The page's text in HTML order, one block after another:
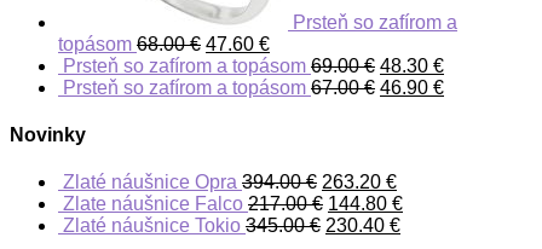
Prsteň so zafírom a
topásom 68.00€ 47.60 €
Prsteň so zafírom a topásom 69.00€ 48.30 €
Prsteň so zafírom a topásom 67.00€ 46.90 €
Novinky
Zlaté náušnice Opra 394.00€ 263.20 €
Zlate náušnice Falco 217.00€ 144.80 €
Zlaté náušnice Tokio 345.00€ 230.40 €